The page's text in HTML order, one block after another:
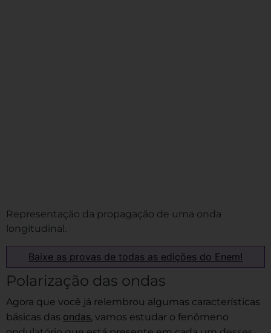
Representação da propagação de uma onda
longitudinal.
Baixe as provas de todas as edições do Enem!
Polarização das ondas
Agora que você já relembrou algumas características
básicas das ondas, vamos estudar o fenômeno